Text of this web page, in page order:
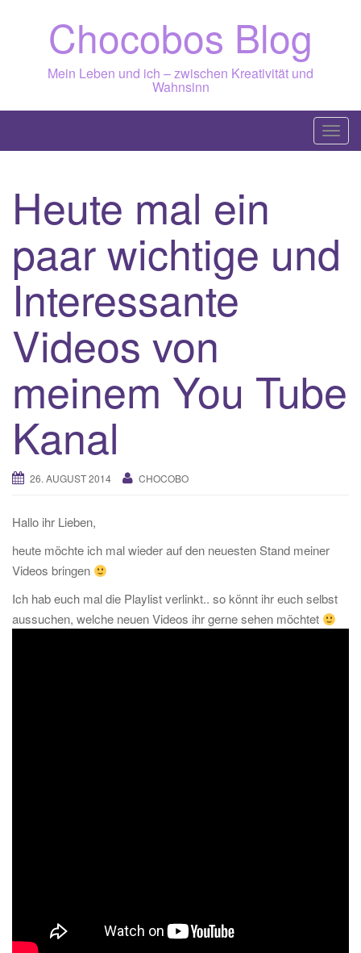
Chocobos Blog
Mein Leben und ich – zwischen Kreativität und
Wahnsinn
T
o
n
a
i
Heute mal ein
paar wichtige und
Interessante
Videos von
meinem You Tube
Kanal
26. AUGUST 2014 CHOCOBO
Hallo ihr Lieben,
heute möchte ich mal wieder auf den neuesten Stand meiner
Videos bringen
Ich hab euch mal die Playlist verlinkt.. so könnt ihr euch selbst
aussuchen, welche neuen Videos ihr gerne sehen möchtet